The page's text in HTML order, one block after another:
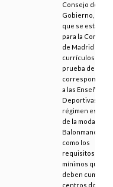
Consejo de
Gobierno, por el
que se
para la
de Madrid los
currículos y la
prueba de
a las
Deportivas de
régimen
de la modalidad
Balonmano, así
como los
requisitos
mínimos que
deben cumplir
centros